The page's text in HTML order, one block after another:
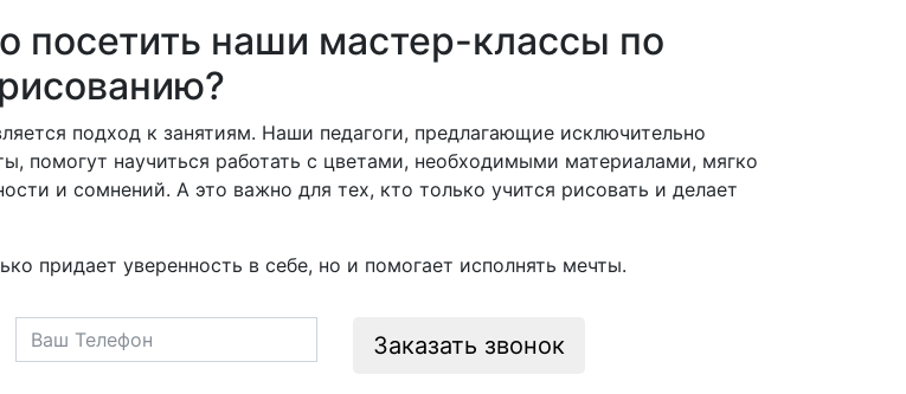
посетить наши мастер-классы по
рисованию?
подход к занятиям. Наши педагоги, предлагающие исключительно
научиться работать с цветами, необходимыми материалами, мягко
и сомнений. А это важно для тех, кто только учится рисовать и делает
придает уверенность в себе, но и помогает исполнять мечты.
Заказать звонок